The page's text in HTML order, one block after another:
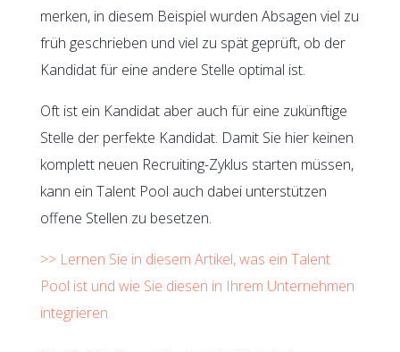
merken, in diesem Beispiel wurden Absagen viel zu
früh geschrieben und viel zu spät geprüft, ob der
Kandidat für eine andere Stelle optimal ist.
Oft ist ein Kandidat aber auch für eine zukünftige
Stelle der perfekte Kandidat. Damit Sie hier keinen
komplett neuen Recruiting-Zyklus starten müssen,
kann ein Talent Pool auch dabei unterstützen
offene Stellen zu besetzen.
>> Lernen Sie in diesem Artikel, was ein Talent
Pool ist und wie Sie diesen in Ihrem Unternehmen
integrieren.